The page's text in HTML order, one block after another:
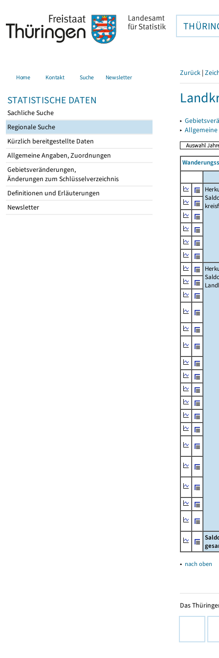
Home Kontakt Suche Newsletter
STATISTISCHE DATEN
Sachliche Suche
Regionale Suche
Kürzlich bereitgestellte Daten
Allgemeine Angaben, Zuordnungen
Gebietsveränderungen,
Änderungen zum Schlüsselverzeichnis
Definitionen und Erläuterungen
Newsletter
Zurück |
▸
▸
▴ nach oben
Das